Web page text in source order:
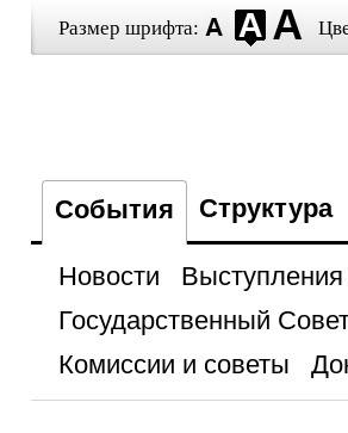
Размер шрифта:
События Структура
Новости
Государственный
Комиссии и советы